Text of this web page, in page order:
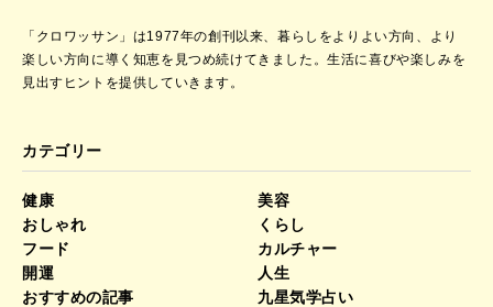
「クロワッサン」は1977年の創刊以来、暮らしをよりよい方向、より
楽しい方向に導く知恵を見つめ続けてきました。生活に喜びや楽しみを
見出すヒントを提供していきます。
カテゴリー
健康
美容
おしゃれ
くらし
フード
カルチャー
開運
人生
おすすめの記事
九星気学占い